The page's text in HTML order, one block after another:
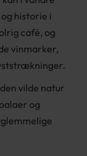
historie i
café, og
vinmarker,
vilde natur
og